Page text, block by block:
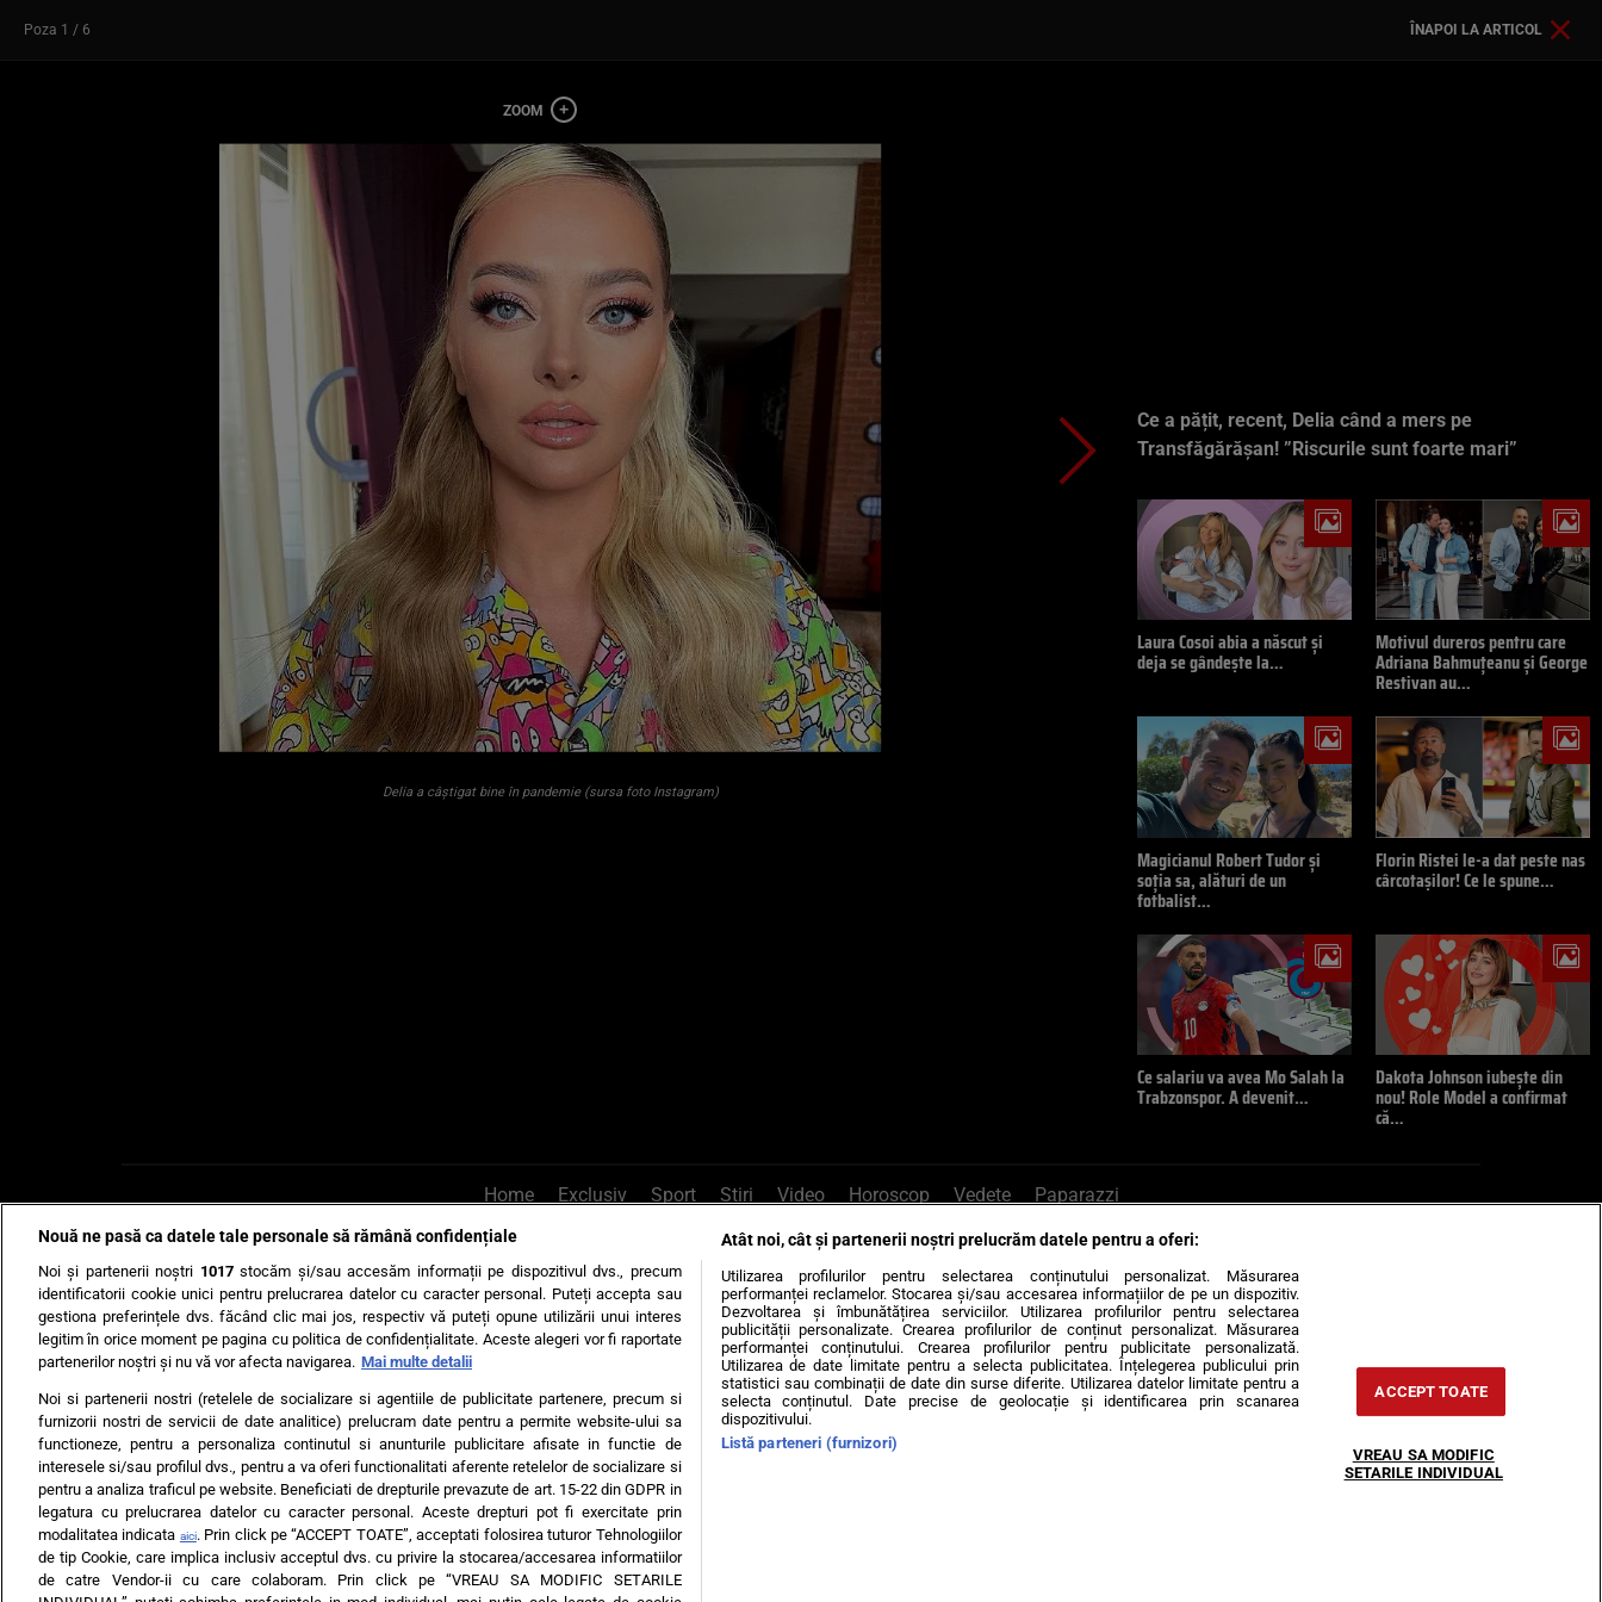
Poza 1 / 6 ÎNAPOI LA ARTICOL
Delia a câștigat bine în pandemie (sursa foto Instagram)
Ce a pățit, recent, Delia când a mers pe
Transfăgărășan! ”Riscurile sunt foarte mari”
Laura Cosoi abia a născut și
deja se gândește la…
Motivul dureros pentru care
Adriana Bahmuțeanu și George
Restivan au…
Magicianul Robert Tudor și
soția sa, alături de un
fotbalist…
Florin Ristei le-a dat peste nas
cârcotașilor! Ce le spune…
Ce salariu va avea Mo Salah la
Trabzonspor. A devenit…
Dakota Johnson iubește din
nou! Role Model a confirmat
că…
Home Exclusiv Sport Știri Video Horoscop Vedete Paparazzi
AI UN PONT? Scrie-ne pe Whatsapp, sună la 0741226226 sau trimite mail la pont@cancan.ro
Știri interne Știri externe Politică
Ultimele stiri Diete Insula Iubirii Dictionar de vise LIFE STYLE Horoscop
Echipa editorială Termeni si condiții Politica de confidențialitate
Nouă ne pasă ca datele tale personale să rămână confidențiale
Noi și partenerii noștri 1017stocăm și/sau accesăm informații pe dispozitivul dvs., precum
identificatorii cookie unici pentru prelucrarea datelor cu caracter personal. Puteți accepta sau
gestiona preferințele dvs. făcând clic mai jos, respectiv vă puteți opune utilizării unui interes
legitim în orice moment pe pagina cu politica de confidențialitate. Aceste alegeri vor fi raportate
partenerilor noștri și nu vă vor afecta navigarea. Mai multe detalii
Noi si partenerii nostri (retelele de socializare si agentiile de publicitate partenere, precum si
furnizorii nostri de servicii de date analitice) prelucram date pentru a permite website-ului sa
functioneze, pentru a personaliza continutul si anunturile publicitare afisate in functie de
interesele si/sau profilul dvs., pentru a va oferi functionalitati aferente retelelor de socializare si
pentru a analiza traficul pe website. Beneficiati de drepturile prevazute de art. 15-22 din GDPR in
legatura cu prelucrarea datelor cu caracter personal. Aceste drepturi pot fi exercitate prin
modalitatea indicata aici. Prin click pe “ACCEPT TOATE”, acceptati folosirea tuturor Tehnologiilor
de tip Cookie, care implica inclusiv acceptul dvs. cu privire la stocarea/accesarea informatiilor
de catre Vendor-ii cu care colaboram. Prin click pe “VREAU SA MODIFIC SETARILE
Atât noi, cât și partenerii noștri prelucrăm datele pentru a oferi:
Utilizarea profilurilor pentru selectarea conținutului personalizat. Măsurarea
performanței reclamelor. Stocarea și/sau accesarea informațiilor de pe un dispozitiv.
Dezvoltarea și îmbunătățirea serviciilor. Utilizarea profilurilor pentru selectarea
publicității personalizate. Crearea profilurilor de conținut personalizat. Măsurarea
performanței conținutului. Crearea profilurilor pentru publicitate personalizată.
Utilizarea de date limitate pentru a selecta publicitatea. Înțelegerea publicului prin
statistici sau combinații de date din surse diferite. Utilizarea datelor limitate pentru a
selecta conținutul. Date precise de geolocație și identificarea prin scanarea
dispozitivului.
Listă parteneri (furnizori)
ACCEPT TOATE
VREAU SA MODIFIC
SETARILE INDIVIDUAL